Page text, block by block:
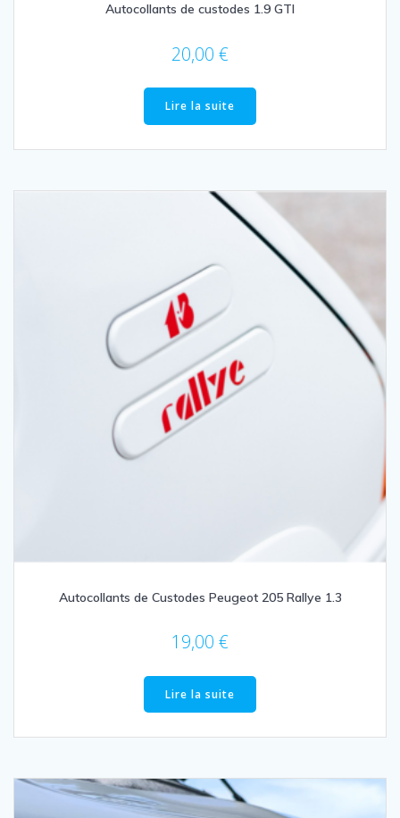
Autocollants de custodes 1.9 GTI
20,00 €
Lire la suite
Autocollants de Custodes Peugeot 205 Rallye 1.3
19,00 €
Lire la suite